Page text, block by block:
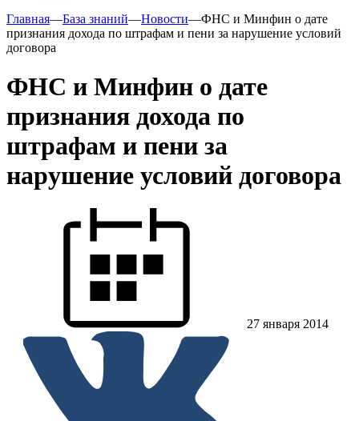
Главная—База знаний—Новости—ФНС и Минфин о дате
признания дохода по штрафам и пени за нарушение условий
договора
ФНС и Минфин о дате
признания дохода по
штрафам и пени за
нарушение условий договора
27 января 2014